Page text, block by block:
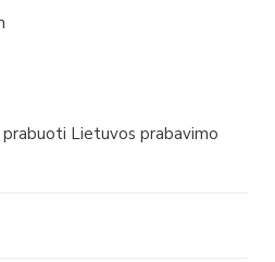
prabuoti Lietuvos prabavimo